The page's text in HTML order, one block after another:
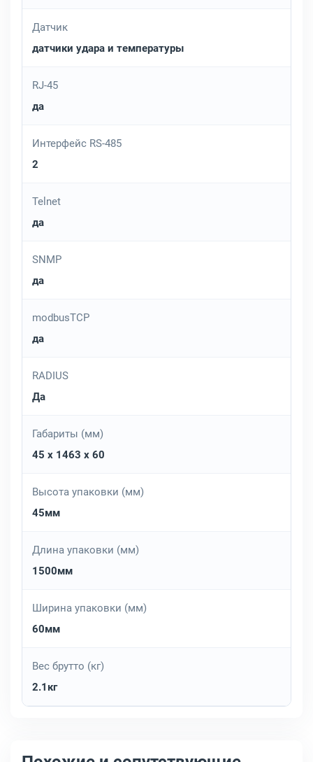
Датчик
датчики удара и температуры
RJ-45
да
Интерфейс RS-485
2
Telnet
да
SNMP
да
modbusTCP
да
RADIUS
Да
Габариты (мм)
45 x 1463 x 60
Высота упаковки (мм)
45мм
Длина упаковки (мм)
1500мм
Ширина упаковки (мм)
60мм
Вес брутто (кг)
2.1кг